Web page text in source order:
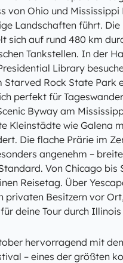
von Ohio und Mississippi
Landschaften führt.
sich auf rund 480 km
Tankstellen. In der
Library
Starved Rock State Park
perfekt für
Byway am
Kleinstädte wie Galena
Die flache Prärie im
angenehm –
Von Chicago bis
Reisetag. Über
privaten Besitzern vor
deine Tour durch
hervorragend mit
– eines der größten